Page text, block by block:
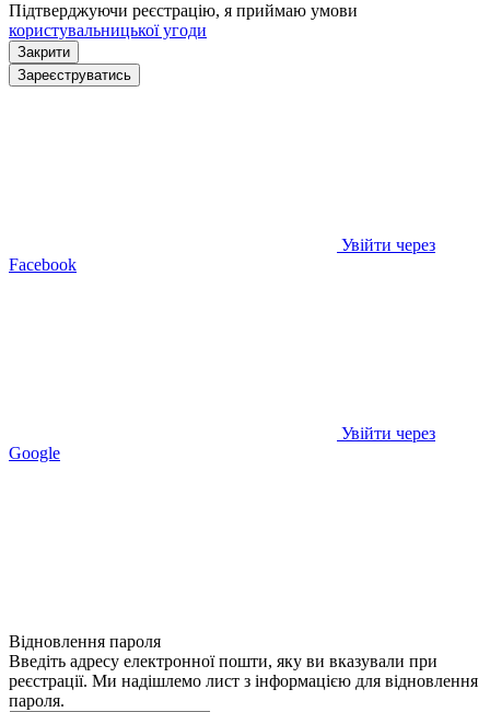
Підтверджуючи реєстрацію, я приймаю умови
користувальницької угоди
Закрити
Зареєструватись
Увійти через
Facebook
Увійти через
Google
Відновлення пароля
Введіть адресу електронної пошти, яку ви вказували при
реєстрації. Ми надішлемо лист з інформацією для відновлення
пароля.